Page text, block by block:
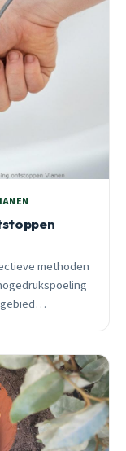
methoden